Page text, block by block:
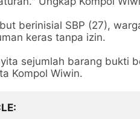
berinisial SBP (27),
keras tanpa izin.
sejumlah barang bukti
Kompol Wiwin.